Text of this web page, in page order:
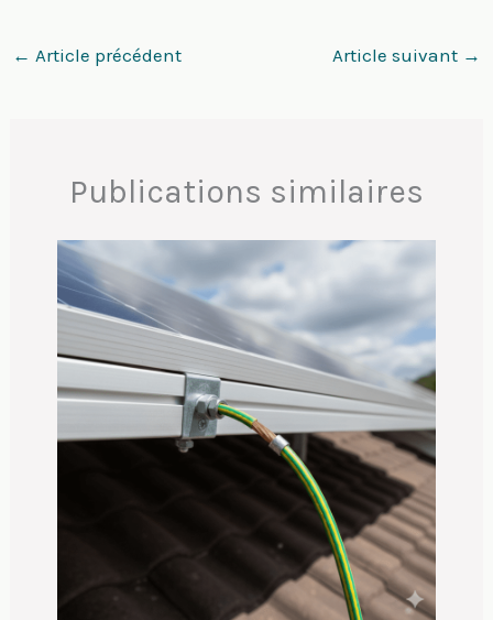
← Article précédent Article suivant →
Publications similaires